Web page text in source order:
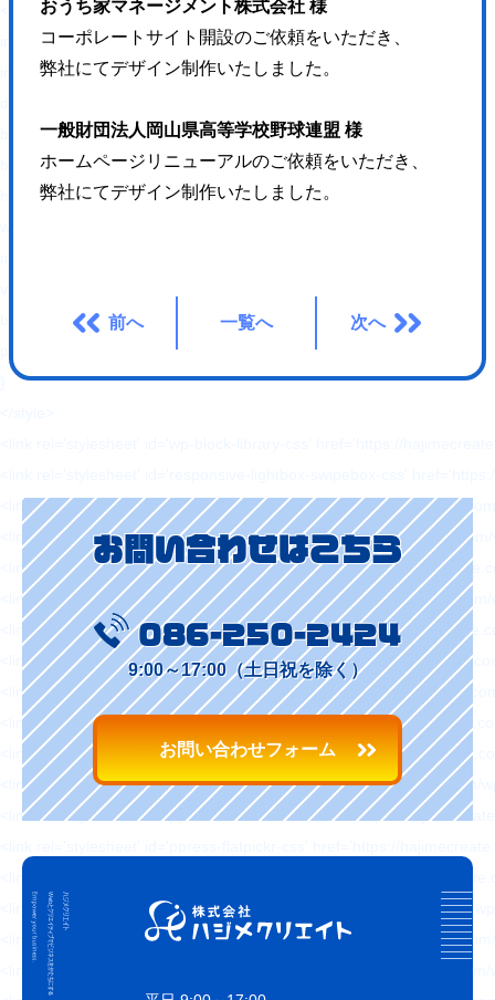
おうち家マネージメント株式会社 様
コーポレートサイト開設のご依頼をいただき、
弊社にてデザイン制作いたしました。
一般財団法人岡山県高等学校野球連盟 様
ホームページリニューアルのご依頼をいただき、
弊社にてデザイン制作いたしました。
前へ 一覧へ 次へ
お問い合わせはこちら
086-250-2424
9:00～17:00（土日祝を除く）
お問い合わせフォーム
<style type="text/css">
img.wp-smiley,
img.emoji {
border: none !important;
box-shadow: none !important;
height: 1em !important;
background: none !important;
<link rel='stylesheet' id='sb-type-std-css' href='https://
<link rel='stylesheet' id='sb-type-fb-css' href='https://
<link rel='stylesheet' id='sb-type-fb-flat-css' href='https://
<link rel='stylesheet' id='sb-type-ln-css' href='https://
<link rel='stylesheet' id='sb-type-ln-flat-css' href='https://
<link rel='stylesheet' id='sb-type-pink-css' href='https://
<link rel='stylesheet' id='sb-type-rtail-css' href='https://
<link rel='stylesheet' id='sb-type-drop-css' href='https://
<link rel='stylesheet' id='sb-type-think-css' href='https://
<link rel='stylesheet' id='sb-no-br-css' href='https://
<link rel='stylesheet' id='ppress-frontend-css' href='https://
<link rel='stylesheet' id='slickcss-css' href='https://hajimecreate.com/
<link rel='stylesheet' id='slicktheme-css' href='https://
<link rel='stylesheet' id='valEngine-css' href='https://